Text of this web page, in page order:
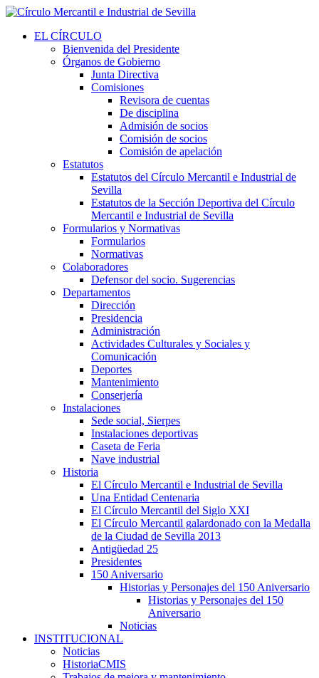
EL CÍRCULO
Bienvenida del Presidente
Órganos de Gobierno
Junta Directiva
Comisiones
Revisora de cuentas
De disciplina
Admisión de socios
Comisión de socios
Comisión de apelación
Estatutos
Estatutos del Círculo Mercantil e Industrial de
Sevilla
Estatutos de la Sección Deportiva del Círculo
Mercantil e Industrial de Sevilla
Formularios y Normativas
Formularios
Normativas
Colaboradores
Defensor del socio. Sugerencias
Departamentos
Dirección
Presidencia
Administración
Actividades Culturales y Sociales y
Comunicación
Deportes
Mantenimiento
Conserjería
Instalaciones
Sede social, Sierpes
Instalaciones deportivas
Caseta de Feria
Nave industrial
Historia
El Círculo Mercantil e Industrial de Sevilla
Una Entidad Centenaria
El Círculo Mercantil del Siglo XXI
El Círculo Mercantil galardonado con la Medalla
de la Ciudad de Sevilla 2013
Antigüedad 25
Presidentes
150 Aniversario
Historias y Personajes del 150 Aniversario
Historias y Personajes del 150
Aniversario
Noticias
INSTITUCIONAL
Noticias
HistoriaCMIS